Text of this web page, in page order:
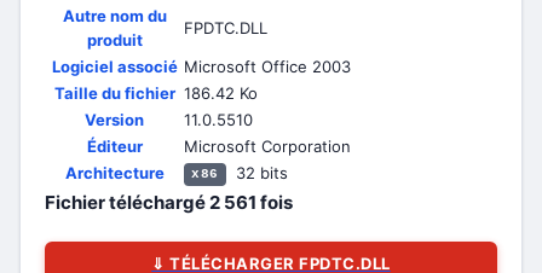
Autre nom du
produit
FPDTC.DLL
Logiciel associé Microsoft Office 2003
Taille du fichier 186.42 Ko
Version
11.0.5510
Éditeur
Microsoft Corporation
Architecture
x86 32 bits
Fichier téléchargé2 561 fois
⇓ TÉLÉCHARGER FPDTC.DLL